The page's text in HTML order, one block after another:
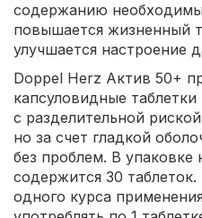
содержанию
повышается жизненный
улучшается настроение
Doppel Herz Актив 50+
капсуловидные
с разделительной
но за счет гладкой
без проблем. В упаковке
содержится 30
одного курса